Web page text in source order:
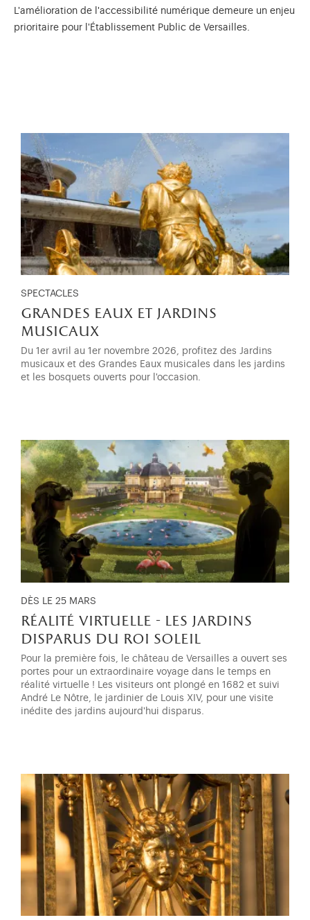
L'amélioration de l'accessibilité numérique demeure un enjeu
prioritaire pour l'Établissement Public de Versailles.
SPECTACLES
grandes eaux et jardins
musicaux
Du 1er avril au 1er novembre 2026, profitez des Jardins
musicaux et des Grandes Eaux musicales dans les jardins
et les bosquets ouverts pour l'occasion.
DÈS LE 25 MARS
réalité virtuelle - les jardins
disparus du roi soleil
Pour la première fois, le château de Versailles a ouvert ses
portes pour un extraordinaire voyage dans le temps en
réalité virtuelle ! Les visiteurs ont plongé en 1682 et suivi
André Le Nôtre, le jardinier de Louis XIV, pour une visite
inédite des jardins aujourd'hui disparus.